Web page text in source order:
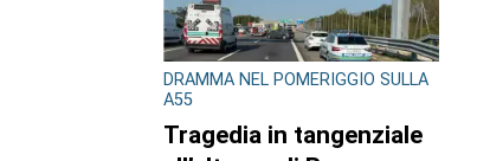
DRAMMA NEL POMERIGGIO SULLA
A55
Tragedia in tangenziale